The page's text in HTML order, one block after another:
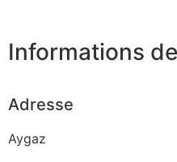
Informations
Adresse
Aygaz